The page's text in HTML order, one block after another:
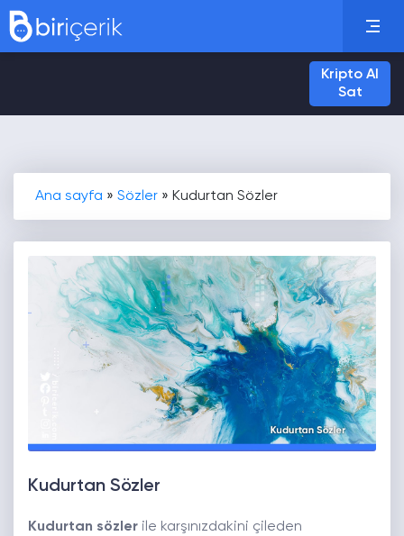
Kripto Al
Sat
Ana sayfa » Sözler » Kudurtan Sözler
Kudurtan Sözler
Kudurtan sözler ile karşınızdakini çileden